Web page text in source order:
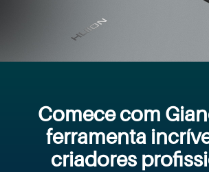
Comece com
ferramenta
criadores